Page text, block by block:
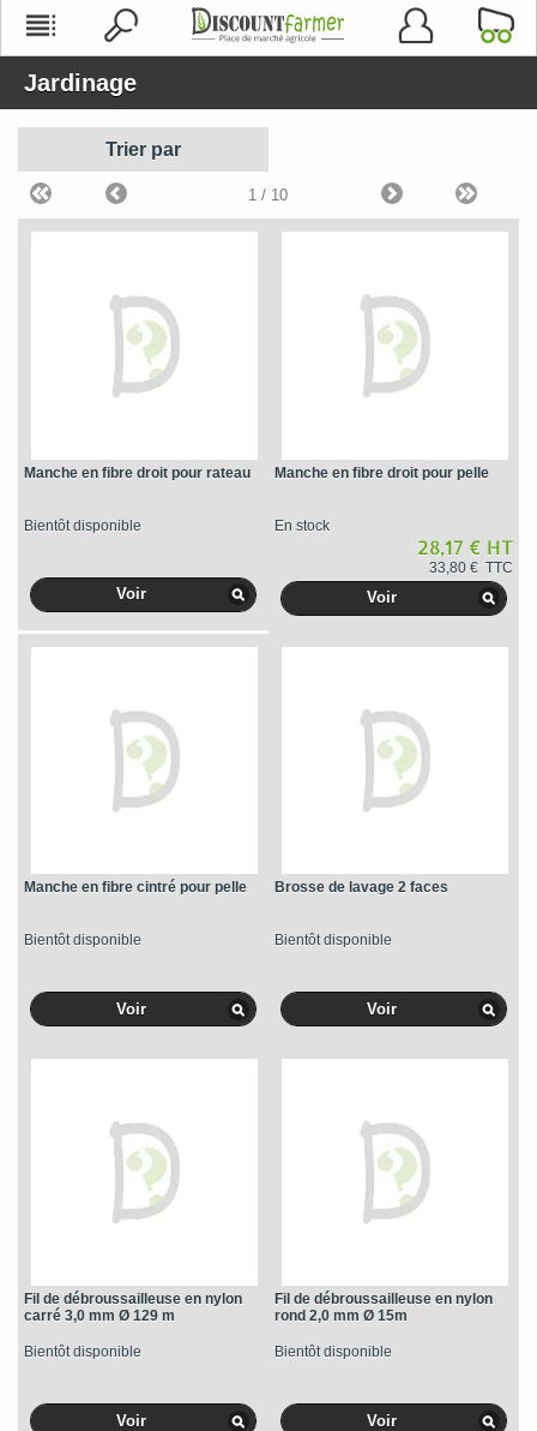
Jardinage
Trier par
1 / 10
Manche en fibre droit pour rateau
Bientôt disponible
Voir
Manche en fibre droit pour pelle
En stock
28,17 € HT
33,80 € TTC
Voir
Manche en fibre cintré pour pelle
Bientôt disponible
Voir
Brosse de lavage 2 faces
Bientôt disponible
Voir
Fil de débroussailleuse en nylon
carré 3,0 mm Ø 129 m
Bientôt disponible
Voir
Fil de débroussailleuse en nylon
rond 2,0 mm Ø 15m
Bientôt disponible
Voir